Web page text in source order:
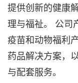
提供创新的健康
理与福祉。 公司
疫苗和动物福利
药品解决方案，
与配套服务。